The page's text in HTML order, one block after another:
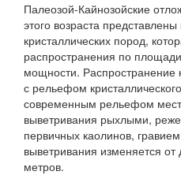
Палеозой-Кайнозойские
этого возраста
кристаллических пород,
распространения по
мощности. Распространение
с рельефом
современным рельефом
выветривания рыхлыми,
первичных каолинов,
выветривания изменяется
метров.